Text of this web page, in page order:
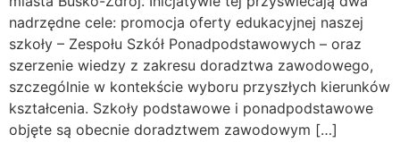
nadrzędne cele: promocja oferty edukacyjnej naszej
szkoły – Zespołu Szkół Ponadpodstawowych – oraz
szerzenie wiedzy z zakresu doradztwa zawodowego,
szczególnie w kontekście wyboru przyszłych kierunków
kształcenia. Szkoły podstawowe i ponadpodstawowe
objęte są obecnie doradztwem zawodowym […]